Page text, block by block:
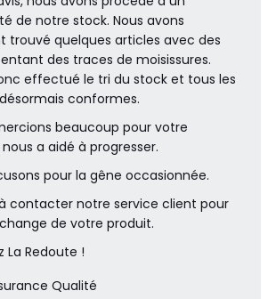
de notre stock. Nous avons
quelques articles avec des
des traces de moisissures.
effectué le tri du stock et tous les
conformes.
beaucoup pour votre
a aidé à progresser.
pour la gêne occasionnée.
à contacter notre service client pour
de votre produit.
La Redoute !
Qualité